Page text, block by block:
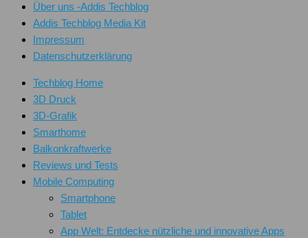
Über uns -Addis Techblog
Addis Techblog Media Kit
Impressum
Datenschutzerklärung
Techblog Home
3D Druck
3D-Grafik
Smarthome
Balkonkraftwerke
Reviews und Tests
Mobile Computing
Smartphone
Tablet
App Welt: Entdecke nützliche und innovative Apps